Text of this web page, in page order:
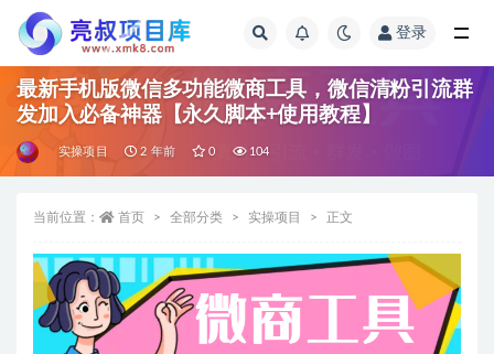
登录
最新手机版微信多功能微商工具，微信清粉引流群
发加入必备神器【永久脚本+使用教程】
实操项目 2 年前 0 104
当前位置： 首页 全部分类 实操项目 正文